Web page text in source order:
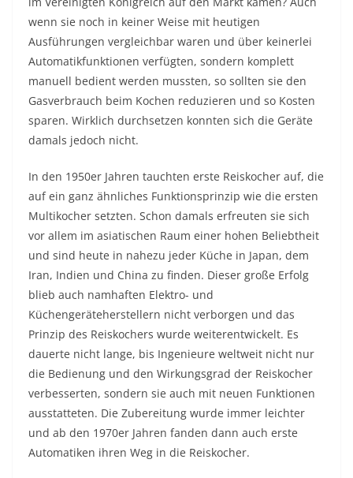
wenn sie noch in keiner Weise mit heutigen
Ausführungen vergleichbar waren und über keinerlei
Automatikfunktionen verfügten, sondern komplett
manuell bedient werden mussten, so sollten sie den
Gasverbrauch beim Kochen reduzieren und so Kosten
sparen. Wirklich durchsetzen konnten sich die Geräte
damals jedoch nicht.
In den 1950er Jahren tauchten erste Reiskocher auf, die
auf ein ganz ähnliches Funktionsprinzip wie die ersten
Multikocher setzten. Schon damals erfreuten sie sich
vor allem im asiatischen Raum einer hohen Beliebtheit
und sind heute in nahezu jeder Küche in Japan, dem
Iran, Indien und China zu finden. Dieser große Erfolg
blieb auch namhaften Elektro- und
Küchengeräteherstellern nicht verborgen und das
Prinzip des Reiskochers wurde weiterentwickelt. Es
dauerte nicht lange, bis Ingenieure weltweit nicht nur
die Bedienung und den Wirkungsgrad der Reiskocher
verbesserten, sondern sie auch mit neuen Funktionen
ausstatteten. Die Zubereitung wurde immer leichter
und ab den 1970er Jahren fanden dann auch erste
Automatiken ihren Weg in die Reiskocher.